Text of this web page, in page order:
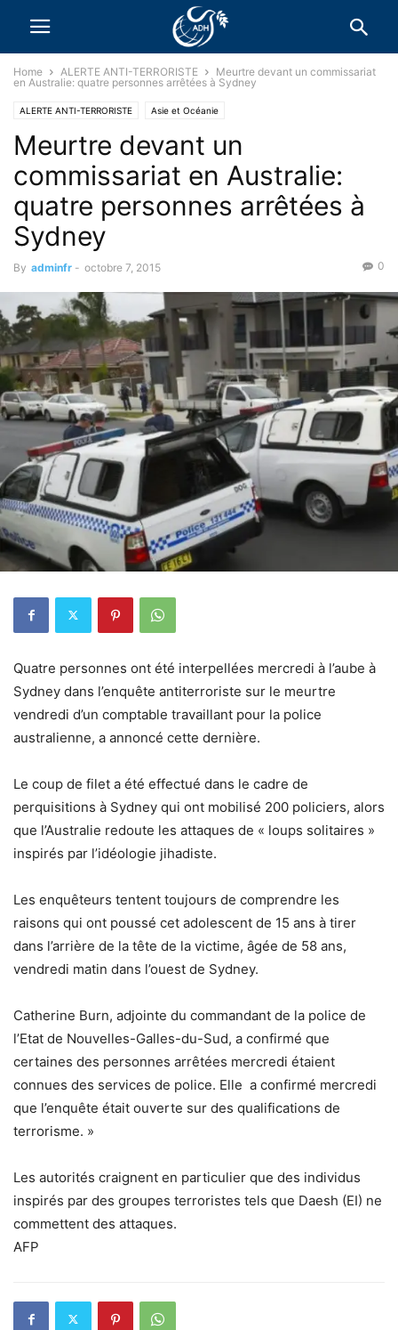
Home ALERTE ANTI-TERRORISTE
Meurtre devant un commissariat
en Australie: quatre personnes arrêtées à Sydney
ALERTE ANTI-TERRORISTE Asie et Océanie
Meurtre devant un
commissariat en Australie:
quatre personnes arrêtées à
Sydney
By adminfr - octobre 7, 2015 0
Quatre personnes ont été interpellées mercredi à l’aube à
Sydney dans l’enquête antiterroriste sur le meurtre
vendredi d’un comptable travaillant pour la police
australienne, a annoncé cette dernière.
Le coup de filet a été effectué dans le cadre de
perquisitions à Sydney qui ont mobilisé 200 policiers, alors
que l’Australie redoute les attaques de « loups solitaires »
inspirés par l’idéologie jihadiste.
Les enquêteurs tentent toujours de comprendre les
raisons qui ont poussé cet adolescent de 15 ans à tirer
dans l’arrière de la tête de la victime, âgée de 58 ans,
vendredi matin dans l’ouest de Sydney.
Catherine Burn, adjointe du commandant de la police de
l’Etat de Nouvelles-Galles-du-Sud, a confirmé que
certaines des personnes arrêtées mercredi étaient
connues des services de police. Elle a confirmé mercredi
que l’enquête était ouverte sur des qualifications de
terrorisme. »
Les autorités craignent en particulier que des individus
inspirés par des groupes terroristes tels que Daesh (EI) ne
commettent des attaques.
AFP